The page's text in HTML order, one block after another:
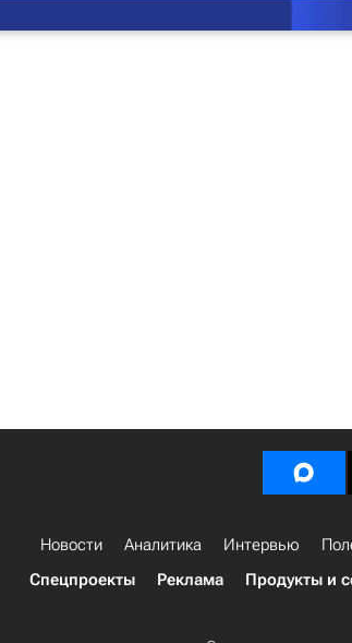
Новости Аналитика Интервью
Спецпроекты
Реклама Продукты и